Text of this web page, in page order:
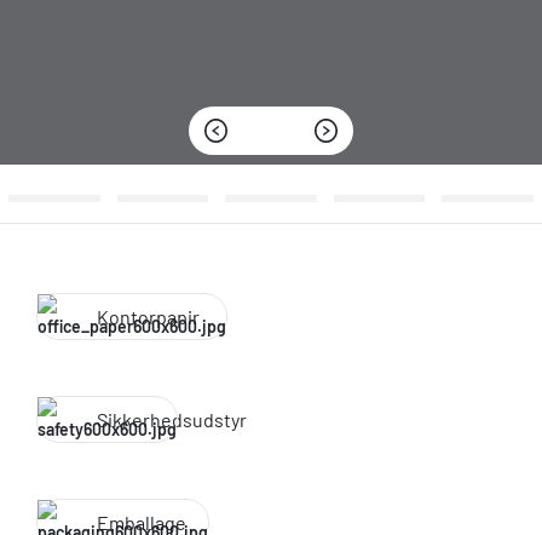
Kontorpapir
Sikkerhedsudstyr
Emballage